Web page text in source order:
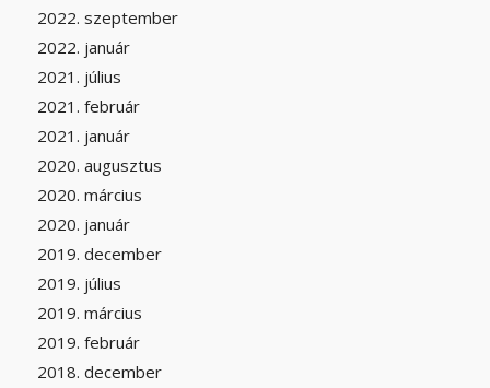
2022. szeptember
2022. január
2021. július
2021. február
2021. január
2020. augusztus
2020. március
2020. január
2019. december
2019. július
2019. március
2019. február
2018. december